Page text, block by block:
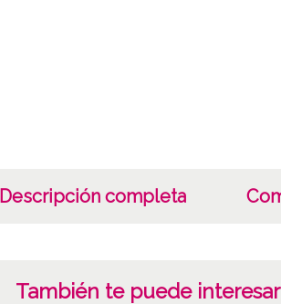
Descripción completa
También te puede interesar